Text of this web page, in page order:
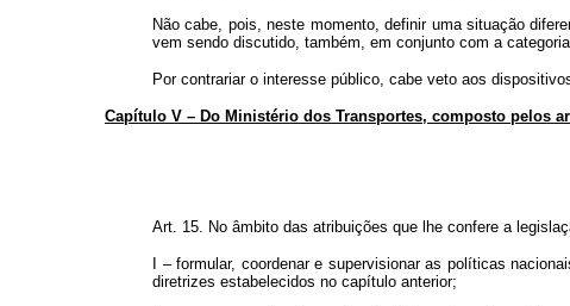
Não cabe, pois, neste momento, definir uma situação
vem sendo discutido, também, em conjunto com a categoria.
Por contrariar o interesse público, cabe veto aos
Capítulo V – Do Ministério dos Transportes, composto pelos
Art. 15. No âmbito das atribuições que lhe confere a
I – formular, coordenar e supervisionar as políticas
diretrizes estabelecidos no capítulo anterior;